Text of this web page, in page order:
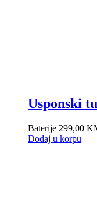
Usponski
Baterije 299,00
Dodaj u korpu